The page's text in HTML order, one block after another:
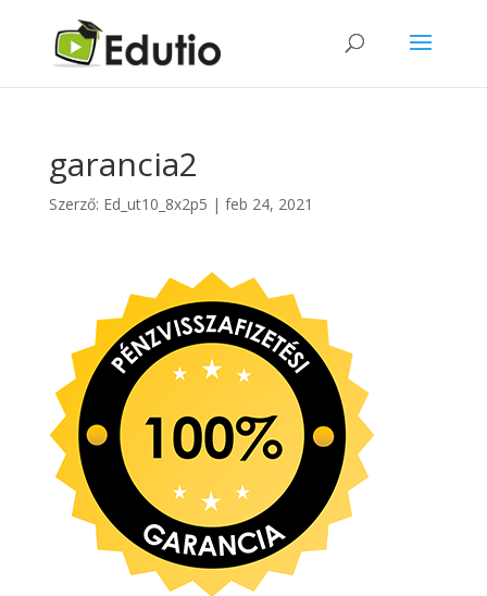
garancia2
Szerző: Ed_ut10_8x2p5 | feb 24, 2021